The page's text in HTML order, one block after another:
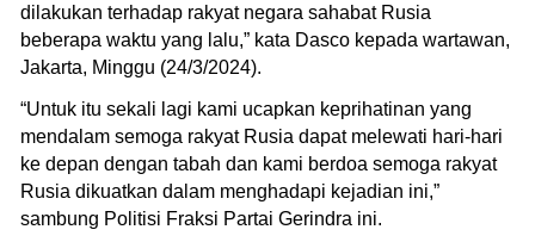
dilakukan terhadap rakyat negara sahabat Rusia
beberapa waktu yang lalu,” kata Dasco kepada wartawan,
Jakarta, Minggu (24/3/2024).
“Untuk itu sekali lagi kami ucapkan keprihatinan yang
mendalam semoga rakyat Rusia dapat melewati hari-hari
ke depan dengan tabah dan kami berdoa semoga rakyat
Rusia dikuatkan dalam menghadapi kejadian ini,”
sambung Politisi Fraksi Partai Gerindra ini.